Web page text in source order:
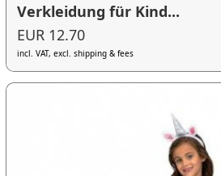
Verkleidung für Kind...
EUR 12.70
incl. VAT, excl. shipping & fees